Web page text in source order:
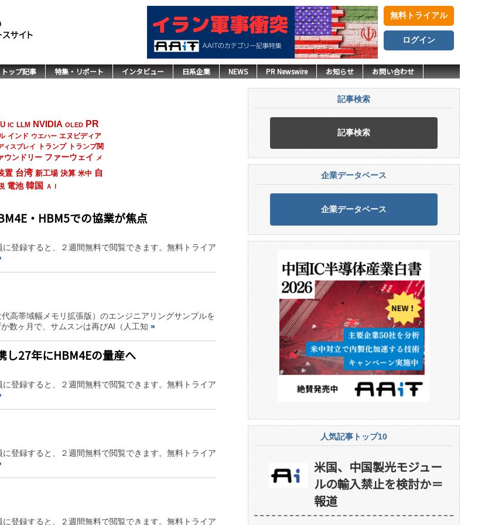
無料トライアル
ログイン
トップ記事 特集・リポート インタビュー 日系企業 NEWS PR Newswire お知らせ お問い合わせ
IC LLM NVIDIA OLED PR
インド ウエハー エヌビディア
ィスプレイ トランプ
トランプ関
ウンドリー ファーウェイ メ
置 台湾 新工場 決算 米中 自
電池 韓国 ＡＩ
・HBM5での協業が焦点
登録すると、２週間無料で閲覧できます。無料トライア
高帯域幅メモリ拡張版）のエンジニアリングサンプルを
数ヶ月で、サムスンは再びAI（人工知 »
27年にHBM4Eの量産へ
登録すると、２週間無料で閲覧できます。無料トライア
登録すると、２週間無料で閲覧できます。無料トライア
登録すると、２週間無料で閲覧できます。無料トライア
記事検索
記事検索
企業データベース
企業データベース
人気記事トップ10
米国、中国製光モジュー
ルの輸入禁止を検討か＝
報道